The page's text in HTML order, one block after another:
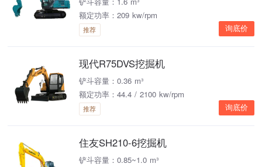
额定功率：209 kw/rpm
推荐 询底价
现代R75DVS挖掘机
铲斗容量：0.36 m³
额定功率：44.4 / 2100 kw/rpm
推荐 询底价
住友SH210-6挖掘机
铲斗容量：0.85~1.0 m³